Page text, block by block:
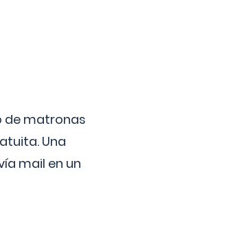
de matronas
Una
mail en un